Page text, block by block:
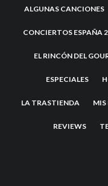
ALGUNAS CANCIONES
CONCIERTOS ESPAÑA
EL RINCÓN DEL
ESPECIALES
LA TRASTIENDA MIS
REVIEWS